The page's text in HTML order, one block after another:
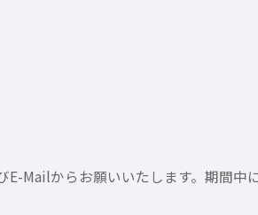
Mailからお願いいたします。期間中